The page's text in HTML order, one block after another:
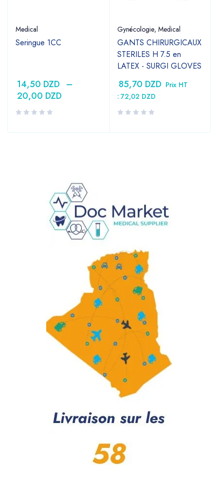
Medical
Seringue 1CC
14,50 DZD –
20,00 DZD
Gynécologie, Medical
GANTS CHIRURGICAUX
STERILES H 7.5 en
LATEX - SURGI GLOVES
85,70 DZD Prix HT
: 72,02 DZD